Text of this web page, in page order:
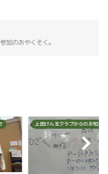
加のおやくそく。
上田けん玉クラブからのお知らせ